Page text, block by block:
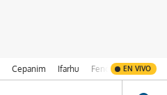
Cepanim Ifarhu Fenómeno de El
EN VIVO